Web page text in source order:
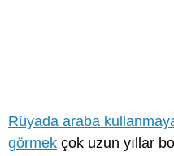
Rüyada araba
görmek çok uzun yıllar